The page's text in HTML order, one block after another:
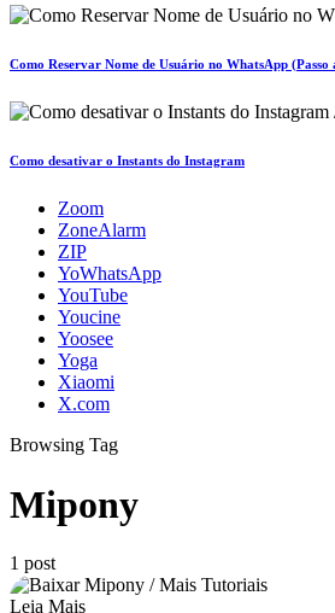
Como Reservar Nome de Usuário no WhatsApp (Passo
Como desativar o Instants do Instagram
Zoom
ZoneAlarm
ZIP
YoWhatsApp
YouTube
Youcine
Yoosee
Yoga
Xiaomi
X.com
Browsing Tag
Mipony
1 post
Leia Mais